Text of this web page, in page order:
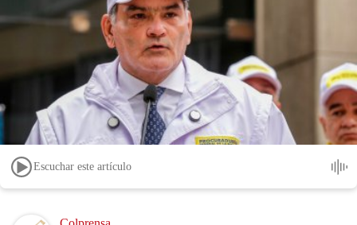
Escuchar este artículo